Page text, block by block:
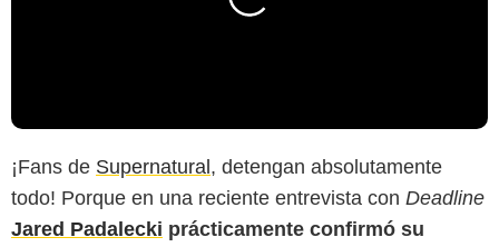
¡Fans de Supernatural, detengan absolutamente
todo! Porque en una reciente entrevista con Deadline
Jared Padalecki prácticamente confirmó su